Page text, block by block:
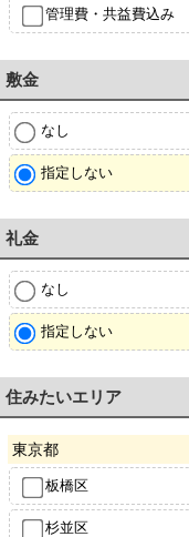
管理費・共益費込み
敷金
なし
指定しない
礼金
なし
指定しない
住みたいエリア
東京都
板橋区
杉並区